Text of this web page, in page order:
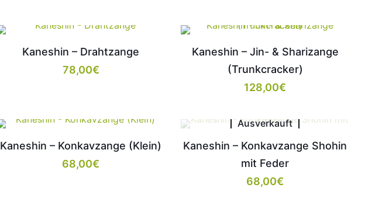
Kaneshin – Drahtzange
78,00€
Kaneshin – Jin- & Sharizange
(Trunkcracker)
128,00€
Kaneshin – Konkavzange (Klein)
68,00€
Ausverkauft
Kaneshin – Konkavzange Shohin
mit Feder
68,00€